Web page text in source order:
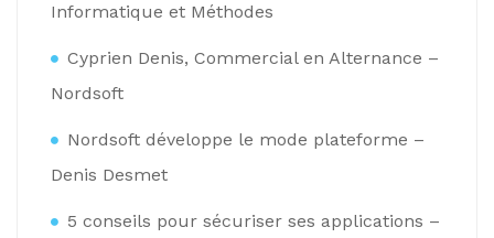
Informatique et Méthodes
Cyprien Denis, Commercial en Alternance –
Nordsoft
Nordsoft développe le mode plateforme –
Denis Desmet
5 conseils pour sécuriser ses applications –